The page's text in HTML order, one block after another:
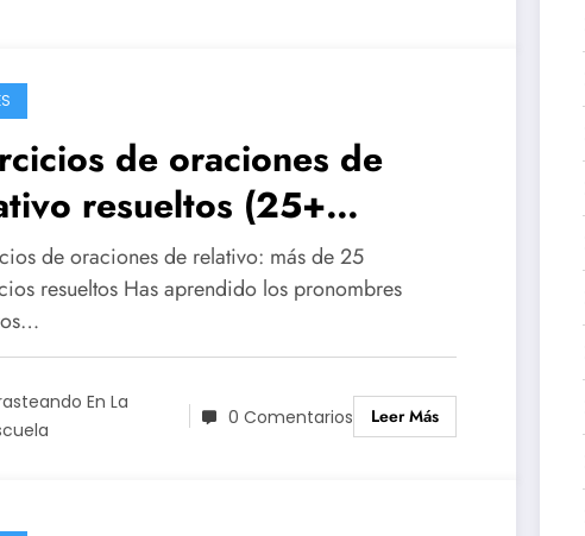
de oraciones de
resueltos (25+
prácticos)
de oraciones de relativo: más de 25
resueltos Has aprendido los pronombres
En La
0 Comentarios Leer Más